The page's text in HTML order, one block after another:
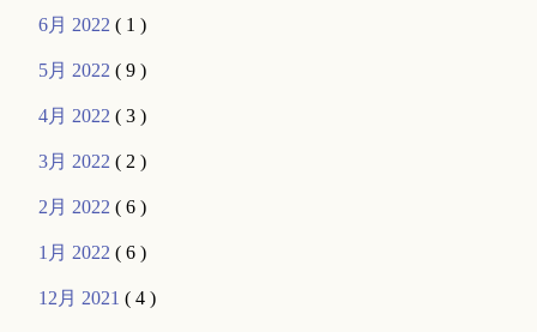
6月 2022( 1 )
5月 2022( 9 )
4月 2022( 3 )
3月 2022( 2 )
2月 2022( 6 )
1月 2022( 6 )
12月 2021( 4 )